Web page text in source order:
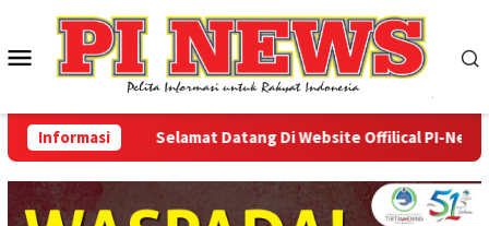
konten
Menu
Mobile
Informasi Selamat Datang Di Website Offilical PI-News